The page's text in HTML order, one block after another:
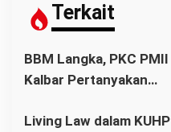
p
o
s
Terkait
BBM Langka, PKC PMII
Kalbar Pertanyakan
Terkait Stok BBM
Living Law dalam KUHP